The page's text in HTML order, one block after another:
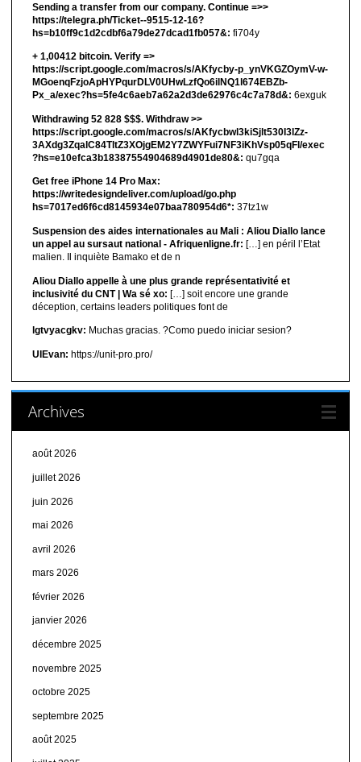
Sending a transfer from our company. Continue =>>
https://telegra.ph/Ticket--9515-12-16?
hs=b10ff9c1d2cdbf6a79de27dcad1fb057&: fi704y
+ 1,00412 bitсоin. Verify =>
https://script.google.com/macros/s/AKfycby-p_ynVKGZOymV-w-
MGoenqFzjoApHYPqurDLV0UHwLzfQo6ilNQ1l674EBZb-
Px_a/exec?hs=5fe4c6aeb7a62a2d3de62976c4c7a78d&: 6exguk
Withdrawing 52 828 $$$. Withdrаw >>
https://script.google.com/macros/s/AKfycbwl3kiSjlt530I3lZz-
3AXdg3ZqalC84TltZ3XOjgEM2Y7ZWYFui7NF3iKhVsp05qFl/exec
?hs=e10efca3b18387554904689d4901de80&: qu7gqa
Get free iPhone 14 Pro Max:
https://writedesigndeliver.com/upload/go.php
hs=7017ed6f6cd8145934e07baa780954d6*: 37tz1w
Suspension des aides internationales au Mali : Aliou Diallo lance
un appel au sursaut national - Afriquenligne.fr: […] en péril l’Etat
malien. Il inquiète Bamako et de n
Aliou Diallo appelle à une plus grande représentativité et
inclusivité du CNT | Wa sé xo: […] soit encore une grande
déception, certains leaders politiques font de
lgtvyacgkv: Muchas gracias. ?Como puedo iniciar sesion?
UIEvan: https://unit-pro.pro/
Archives
août 2026
juillet 2026
juin 2026
mai 2026
avril 2026
mars 2026
février 2026
janvier 2026
décembre 2025
novembre 2025
octobre 2025
septembre 2025
août 2025